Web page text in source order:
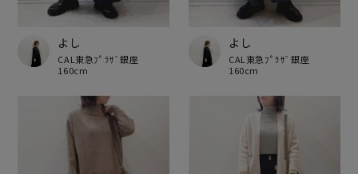
よし
CAL東急ﾌﾟﾗｻﾞ銀座
160cm
よし
CAL東急ﾌﾟﾗｻﾞ銀座
160cm